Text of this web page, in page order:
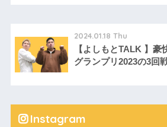
2024.01.18 Thu
【よしもとTALK 】豪
グランプリ2023の3回
Instagram